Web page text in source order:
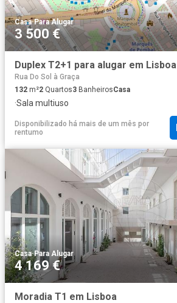
Casa·Para Alugar
3 500 €
Duplex T2+1 para alugar em Lisboa
Rua Do Sol à Graça
132 m²2 Quartos3 BanheirosCasa
·Sala multiuso
Disponibilizado há mais de um mês por
rentumo
Casa·Para Alugar
4 169 €
Moradia T1 em Lisboa